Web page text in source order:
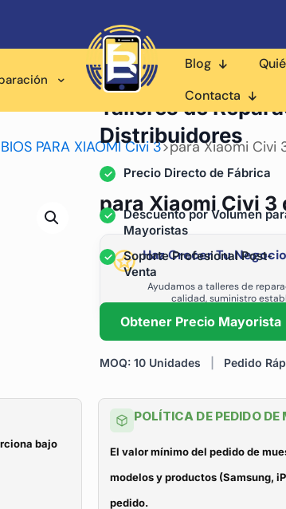
Blog
Contacta
PARA XIAOMI Civi 3>para Xiaomi Civi
para Xiaomi Civi
Haz Crecer Tu
Ayudamos a talleres de
calidad, suministro
Proveedor Mayorista para
Talleres de
Distribuidores
Precio Directo de Fábrica
Descuento por Volumen
Mayoristas
Soporte Profesional Post-
Venta
Obtener Precio Mayorista
MOQ: 10 Unidades Pedido
bajo
POLÍTICA DE PEDIDO DE
El valor mínimo del pedido de
modelos y productos (Samsung,
pedido.